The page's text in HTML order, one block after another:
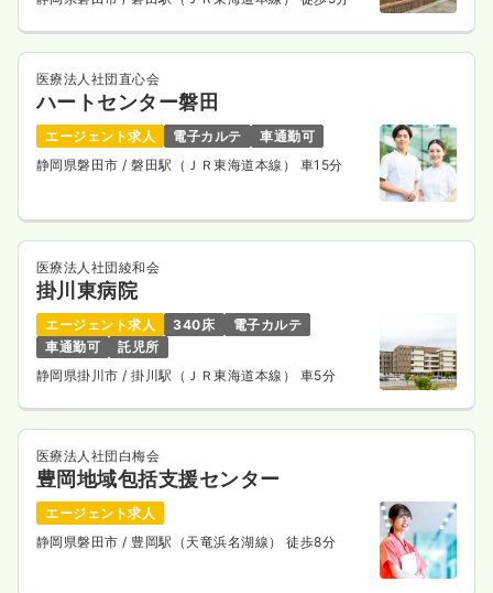
医療法人社団直心会
ハートセンター磐田
エージェント求人 電子カルテ
車通勤可
静岡県磐田市 / 磐田駅（ＪＲ東海道本線） 車15分
医療法人社団綾和会
掛川東病院
エージェント求人 340床
電子カルテ
車通勤可
託児所
静岡県掛川市/ 掛川駅（ＪＲ東海道本線） 車5分
医療法人社団白梅会
豊岡地域包括支援センター
エージェント求人
静岡県磐田市 / 豊岡駅（天竜浜名湖線） 徒歩8分